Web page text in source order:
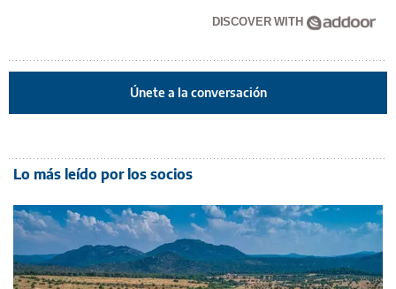
DISCOVER WITH
Únete a la conversación
Lo más leído por los socios